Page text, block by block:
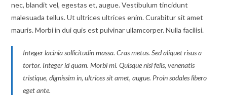
nec, blandit vel, egestas et, augue. Vestibulum tincidunt
malesuada tellus. Ut ultrices ultrices enim. Curabitur sit amet
mauris. Morbi in dui quis est pulvinar ullamcorper. Nulla facilisi.
Integer lacinia sollicitudin massa. Cras metus. Sed aliquet risus a
tortor. Integer id quam. Morbi mi. Quisque nisl felis, venenatis
tristique, dignissim in, ultrices sit amet, augue. Proin sodales libero
eget ante.